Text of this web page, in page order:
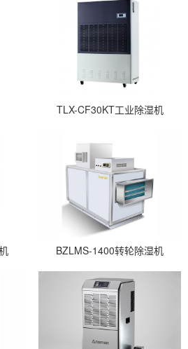
TLX-CF30KT工业除湿机
BZLMS-1400转轮除湿机